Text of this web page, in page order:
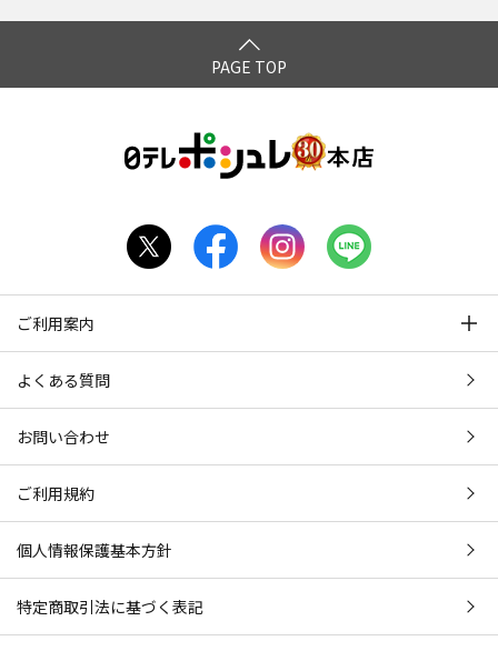
PAGE TOP
ご利用案内
よくある質問
お問い合わせ
ご利用規約
個人情報保護基本方針
特定商取引法に基づく表記